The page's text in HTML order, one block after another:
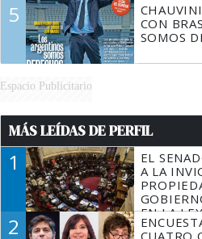
5
CON
SOMOS
Espacio Publicitario
MÁS LEÍDAS DE PERFIL
1
EL
A LA
EN LA
FUEGO
2